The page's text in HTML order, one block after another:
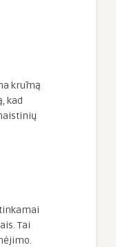
krūmą
kad
Tai